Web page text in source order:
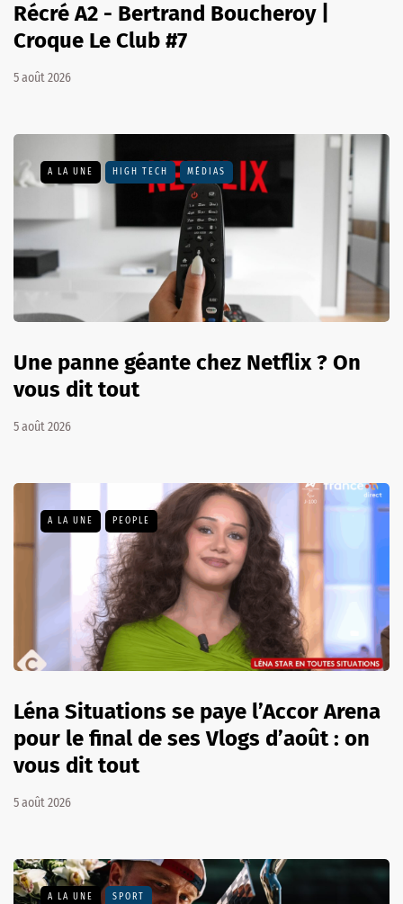
Récré A2 - Bertrand Boucheroy |
Croque Le Club #7
5 août 2026
A LA UNE HIGH TECH MÉDIAS
Une panne géante chez Netflix ? On
vous dit tout
5 août 2026
A LA UNE PEOPLE
Léna Situations se paye l’Accor Arena
pour le final de ses Vlogs d’août : on
vous dit tout
5 août 2026
A LA UNE SPORT